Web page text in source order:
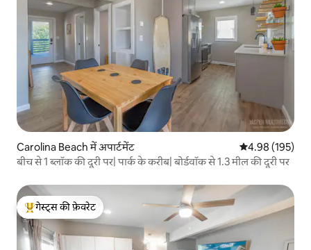
Carolina Beach में अपार्टमेंट औसत रेटिंग 5 में से
4.98 (195)
बीच से 1 ब्लॉक की दूरी पर| पार्क के करीब| बोर्डवॉक से 1.3 मील की दूरी पर
गेस्ट्स का टॉप फ़ेवरेट
गेस्ट्स की फ़ेवरेट